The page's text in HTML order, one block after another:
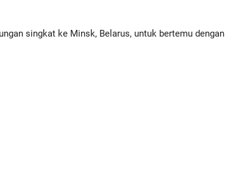
singkat ke Minsk, Belarus, untuk bertemu dengan